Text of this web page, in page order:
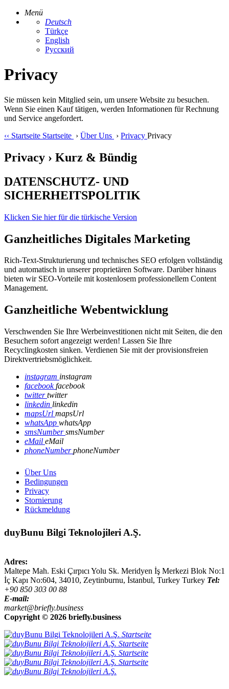
Menü
Deutsch
Türkçe
English
Русский
Privacy
Sie müssen kein Mitglied sein, um unsere Website zu besuchen.
Wenn Sie einen Kauf tätigen, werden Informationen für Rechnung
und Service angefordert.
‹‹ Startseite Startseite › Über Uns › Privacy Privacy
Privacy › Kurz & Bündig
DATENSCHUTZ- UND
SICHERHEITSPOLITIK
Klicken Sie hier für die türkische Version
Ganzheitliches Digitales Marketing
Rich-Text-Strukturierung und technisches SEO erfolgen vollständig
und automatisch in unserer proprietären Software. Darüber hinaus
bieten wir SEO-Vorteile mit kostenlosem professionellem Content
Management.
Ganzheitliche Webentwicklung
Verschwenden Sie Ihre Werbeinvestitionen nicht mit Seiten, die den
Besuchern sofort angezeigt werden! Lassen Sie Ihre
Recyclingkosten sinken. Verdienen Sie mit der provisionsfreien
Direktvertriebsmöglichkeit.
instagram instagram
facebookfacebook
twittertwitter
linkedin linkedin
mapsUrl mapsUrl
whatsApp whatsApp
smsNumbersmsNumber
eMail eMail
phoneNumberphoneNumber
Über Uns
Bedingungen
Privacy
Stornierung
Rückmeldung
duyBunu Bilgi Teknolojileri A.Ş.
Adres:
Maltepe Mah. Eski Çırpıcı Yolu Sk. Meridyen İş Merkezi Blok No:1
İç Kapı No:604, 34010, Zeytinburnu, İstanbul, Turkey Turkey Tel:
+90 850 303 00 88
E-mail:
market@briefly.business
Copyright © 2026 briefly.business
Startseite
Startseite
Startseite
Startseite